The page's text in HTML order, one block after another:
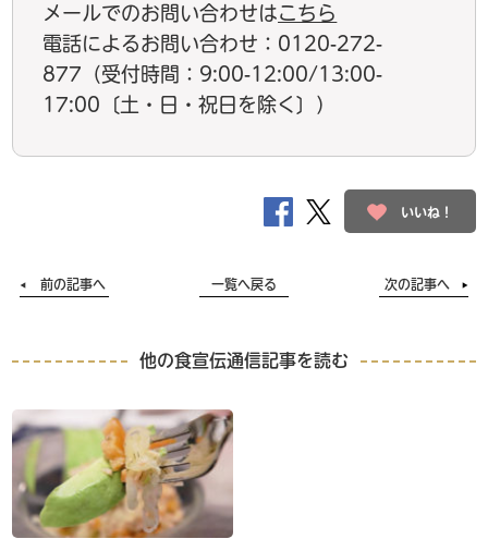
メールでのお問い合わせはこちら
電話によるお問い合わせ：0120-272-
877（受付時間：9:00-12:00/13:00-
17:00〔土・日・祝日を除く〕）
いいね！
前の記事へ 一覧へ戻る 次の記事へ
他の食宣伝通信記事を読む